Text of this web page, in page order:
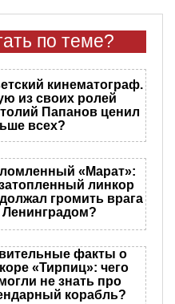
по теме?
кинематограф.
из своих ролей
Папанов ценил
всех?
«Марат»:
линкор
громить врага
Ленинградом?
факты о
«Тирпиц»: чего
не знать про
корабль?